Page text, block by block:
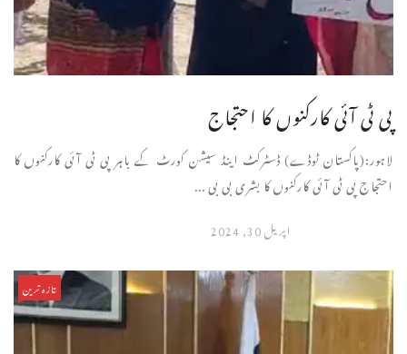
پی ٹی آئی کارکنوں کا احتجاج
لاہور:(پاکستان ٹوڈے) ڈسٹرکٹ اینڈ سیشن کورٹ کے باہر پی ٹی آئی کارکنوں کا
احتجاج پی ٹی آئی کارکنوں کا بشری بی بی ...
اپریل 30, 2024
تازہ ترین